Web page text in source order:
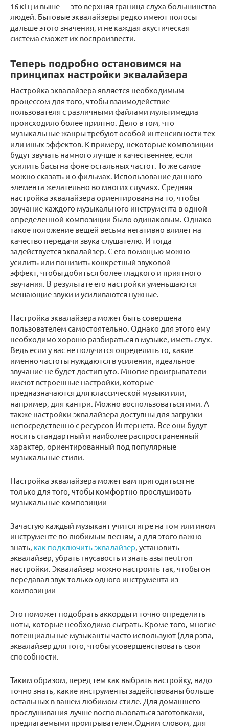
16 кГц и выше — это верхняя граница слуха большинства
людей. Бытовые эквалайзеры редко имеют полосы
дальше этого значения, и не каждая акустическая
система сможет их воспроизвести.
Теперь подробно остановимся на
принципах настройки эквалайзера
Настройка эквалайзера является необходимым
процессом для того, чтобы взаимодействие
пользователя с различными файлами мультимедиа
происходило более приятно. Дело в том, что
музыкальные жанры требуют особой интенсивности тех
или иных эффектов. К примеру, некоторые композиции
будут звучать намного лучше и качественнее, если
усилить басы на фоне остальных частот. То же самое
можно сказать и о фильмах. Использование данного
элемента желательно во многих случаях. Средняя
настройка эквалайзера ориентирована на то, чтобы
звучание каждого музыкального инструмента в одной
определенной композиции было одинаковым. Однако
такое положение вещей весьма негативно влияет на
качество передачи звука слушателю. И тогда
задействуется эквалайзер. С его помощью можно
усилить или понизить конкретный звуковой
эффект, чтобы добиться более гладкого и приятного
звучания. В результате его настройки уменьшаются
мешающие звуки и усиливаются нужные.
Настройка эквалайзера может быть совершена
пользователем самостоятельно. Однако для этого ему
необходимо хорошо разбираться в музыке, иметь слух.
Ведь если у вас не получится определить то, какие
именно частоты нуждаются в усилении, идеальное
звучание не будет достигнуто. Многие проигрыватели
имеют встроенные настройки, которые
предназначаются для классической музыки или,
например, для кантри. Можно воспользоваться ими. А
также настройки эквалайзера доступны для загрузки
непосредственно с ресурсов Интернета. Все они будут
носить стандартный и наиболее распространенный
характер, ориентированный под популярные
музыкальные стили.
Настройка эквалайзера может вам пригодиться не
только для того, чтобы комфортно прослушивать
музыкальные композиции
Зачастую каждый музыкант учится игре на том или ином
инструменте по любимым песням, а для этого важно
знать, как подключить эквалайзер , установить
эквалайзер, убрать гнусавость и знать азы neutron
настройки. Эквалайзер можно настроить так, чтобы он
передавал звук только одного инструмента из
композиции
Это поможет подобрать аккорды и точно определить
ноты, которые необходимо сыграть. Кроме того, многие
потенциальные музыканты часто используют (для рэпа,
эквалайзер для того, чтобы усовершенствовать свои
способности.
Таким образом, перед тем как выбрать настройку, надо
точно знать, какие инструменты задействованы больше
остальных в вашем любимом стиле. Для домашнего
прослушивания лучше воспользоваться заготовками,
предлагаемыми проигрывателем.Одним словом, для